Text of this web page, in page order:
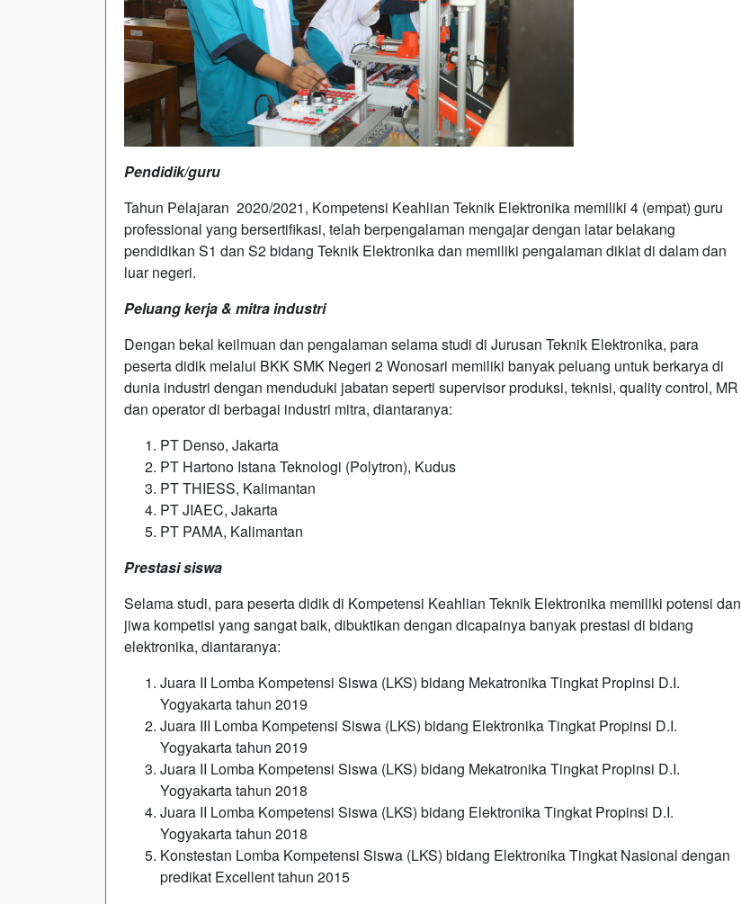
Pendidik/guru
Tahun Pelajaran 2020/2021, Kompetensi Keahlian Teknik Elektronika memiliki 4 (empat) guru
professional yang bersertifikasi, telah berpengalaman mengajar dengan latar belakang
pendidikan S1 dan S2 bidang Teknik Elektronika dan memiliki pengalaman diklat di dalam dan
luar negeri.
Peluang kerja & mitra industri
Dengan bekal keilmuan dan pengalaman selama studi di Jurusan Teknik Elektronika, para
peserta didik melalui BKK SMK Negeri 2 Wonosari memiliki banyak peluang untuk berkarya di
dunia industri dengan menduduki jabatan seperti supervisor produksi, teknisi, quality control, MR
dan operator di berbagai industri mitra, diantaranya:
PT Denso, Jakarta
PT Hartono Istana Teknologi (Polytron), Kudus
PT THIESS, Kalimantan
PT JIAEC, Jakarta
PT PAMA, Kalimantan
Prestasi siswa
Selama studi, para peserta didik di Kompetensi Keahlian Teknik Elektronika memiliki potensi dan
jiwa kompetisi yang sangat baik, dibuktikan dengan dicapainya banyak prestasi di bidang
elektronika, diantaranya:
Juara II Lomba Kompetensi Siswa (LKS) bidang Mekatronika Tingkat Propinsi D.I.
Yogyakarta tahun 2019
Juara III Lomba Kompetensi Siswa (LKS) bidang Elektronika Tingkat Propinsi D.I.
Yogyakarta tahun 2019
Juara II Lomba Kompetensi Siswa (LKS) bidang Mekatronika Tingkat Propinsi D.I.
Yogyakarta tahun 2018
Juara II Lomba Kompetensi Siswa (LKS) bidang Elektronika Tingkat Propinsi D.I.
Yogyakarta tahun 2018
Konstestan Lomba Kompetensi Siswa (LKS) bidang Elektronika Tingkat Nasional dengan
predikat Excellent tahun 2015